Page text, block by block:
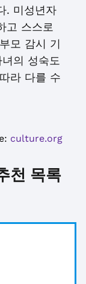
. 미성년자
고 스스로
모 감시 기
의 성숙도
라 다를 수
culture.org
천 목록